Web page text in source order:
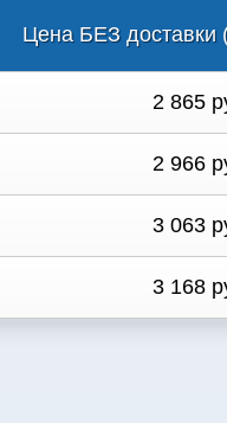
Цена БЕЗ
2 865
2 966
3 063
3 168